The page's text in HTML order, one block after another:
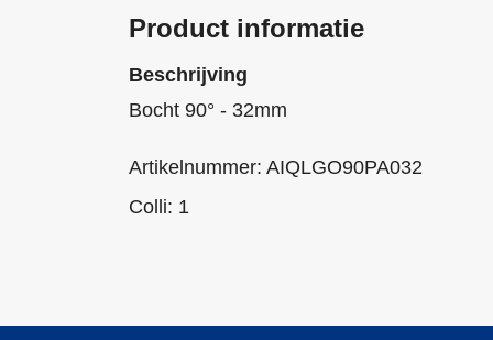
Product informatie
Beschrijving
Bocht 90° - 32mm
Artikelnummer: AIQLGO90PA032
Colli: 1